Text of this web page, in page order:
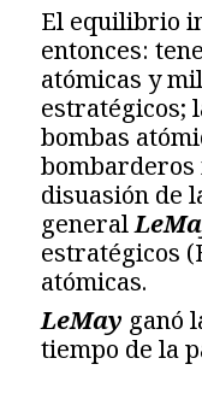
El equilibrio
entonces:
atómicas y
estratégicos;
bombas
disuasión de
general
estratégicos
atómicas.
LeMay ganó
tiempo de la